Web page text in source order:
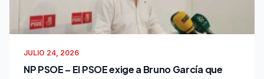
JULIO 24, 2026
NP PSOE – El PSOE exige a Bruno García que